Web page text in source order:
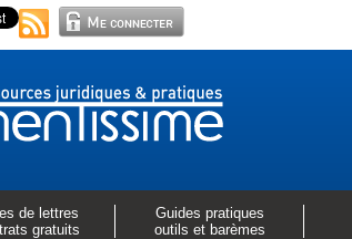
de lettres
gratuits
Guides pratiques
outils et barèmes